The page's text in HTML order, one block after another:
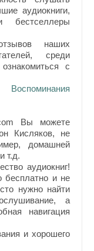
аудиокниги,
наших
среди
с
Вы можете
Кисляков, не
домашней
т.д.
аудиокниг!
и не
нужно найти
а
навигация
и хорошего